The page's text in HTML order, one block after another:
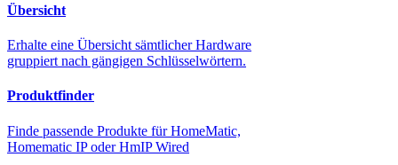
Übersicht
Erhalte eine Übersicht sämtlicher Hardware
gruppiert nach gängigen Schlüsselwörtern.
Produktfinder
Finde passende Produkte für HomeMatic,
Homematic IP oder HmIP Wired